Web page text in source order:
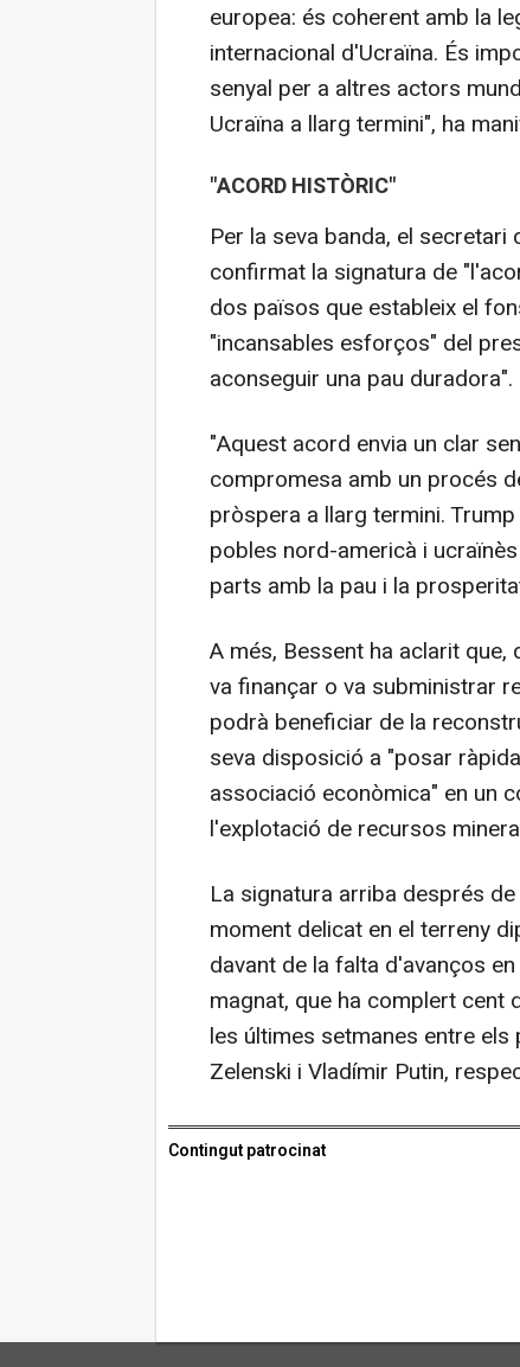
europea: és coherent amb la
internacional d'Ucraïna. És
senyal per a altres actors
Ucraïna a llarg termini", ha
"ACORD HISTÒRIC"
Per la seva banda, el
confirmat la signatura de
dos països que estableix el
"incansables esforços" del
aconseguir una pau duradora".
"Aquest acord envia un clar
compromesa amb un procés
pròspera a llarg termini.
pobles nord-americà i
parts amb la pau i la
A més, Bessent ha aclarit
va finançar o va subministrar
podrà beneficiar de la
seva disposició a "posar
associació econòmica" en un
l'explotació de recursos
La signatura arriba després
moment delicat en el terreny
davant de la falta d'avanços
magnat, que ha complert cent
les últimes setmanes entre
Zelenski i Vladímir Putin,
Contingut patrocinat